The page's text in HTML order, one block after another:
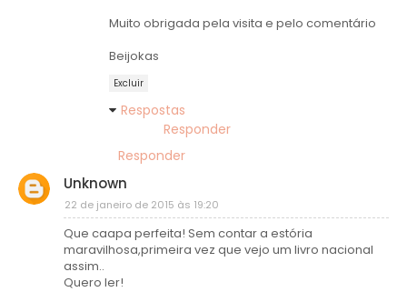
Muito obrigada pela visita e pelo comentário
Beijokas
Excluir
Respostas
Responder
Responder
Unknown
22 de janeiro de 2015 às 19:20
Que caapa perfeita! Sem contar a estória
maravilhosa,primeira vez que vejo um livro nacional
assim..
Quero ler!